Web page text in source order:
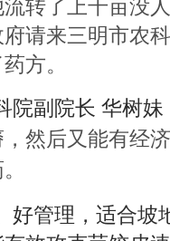
转了上千亩没
请来三明市农
方。
院副院长 华树妹
然后又能有经
好管理，适合坡